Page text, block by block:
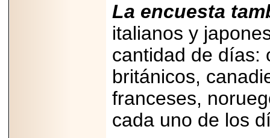
La encuesta
italianos y
cantidad de días:
británicos,
franceses,
cada uno de los